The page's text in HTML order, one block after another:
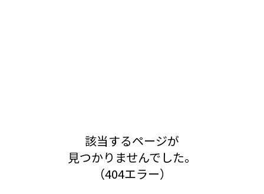
該当するページが
見つかりませんでした。
（404エラー）